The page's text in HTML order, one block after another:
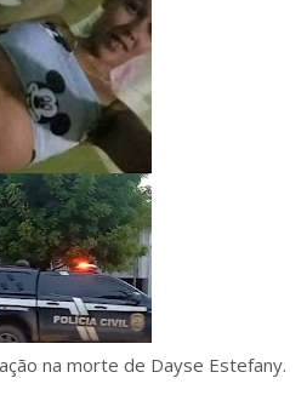
na morte de Dayse Estefany.